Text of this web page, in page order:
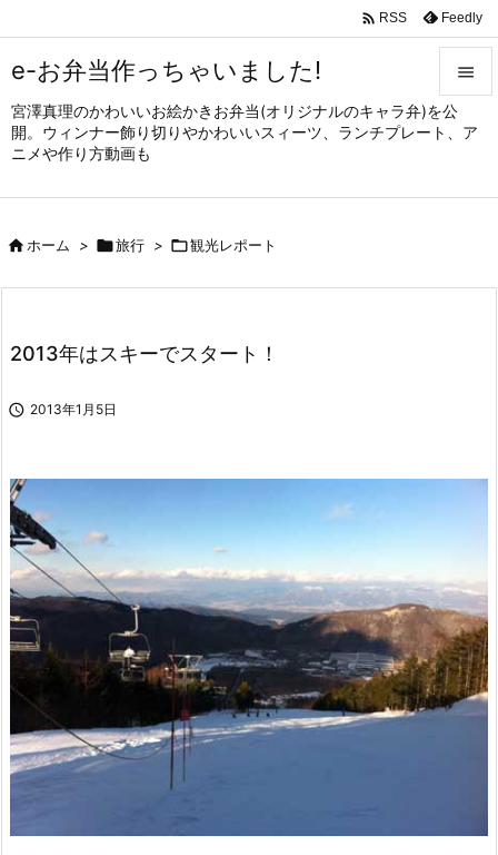
e-お弁当作っちゃいました!
宮澤真理のかわいいお絵かきお弁当(オリジナルのキャラ弁)を公
開。ウィンナー飾り切りやかわいいスィーツ、ランチプレート、ア
ニメや作り方動画も


メニュ
サイド

 RSS Feedly
ホーム > 旅行 > 観光レポート
2013年はスキーでスタート！
 2013年1月5日